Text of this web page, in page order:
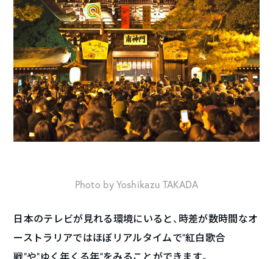
Photo by Yoshikazu TAKADA
日本のテレビが見れる環境にいると、時差が数時間なオ
ーストラリアではほぼリアルタイムで”紅白歌合